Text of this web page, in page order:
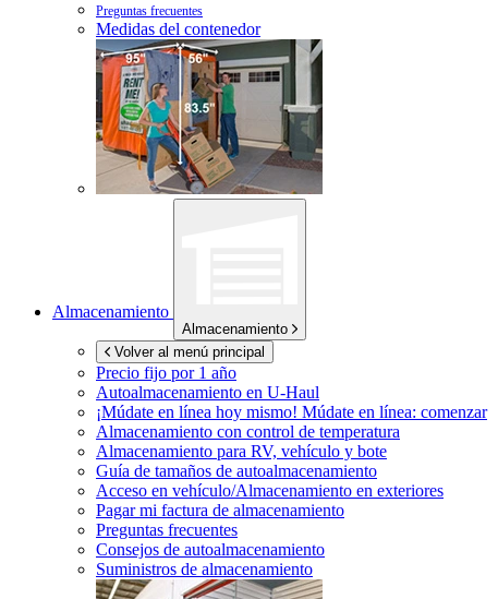
Preguntas frecuentes
Medidas del contenedor
Almacenamiento
Almacenamiento
Volver al menú principal
Precio fijo por 1 año
Autoalmacenamiento en U-Haul
¡Múdate en línea hoy mismo! Múdate en línea: comenzar
Almacenamiento con control de temperatura
Almacenamiento para RV, vehículo y bote
Guía de tamaños de autoalmacenamiento
Acceso en vehículo/Almacenamiento en exteriores
Pagar mi factura de almacenamiento
Preguntas frecuentes
Consejos de autoalmacenamiento
Suministros de almacenamiento